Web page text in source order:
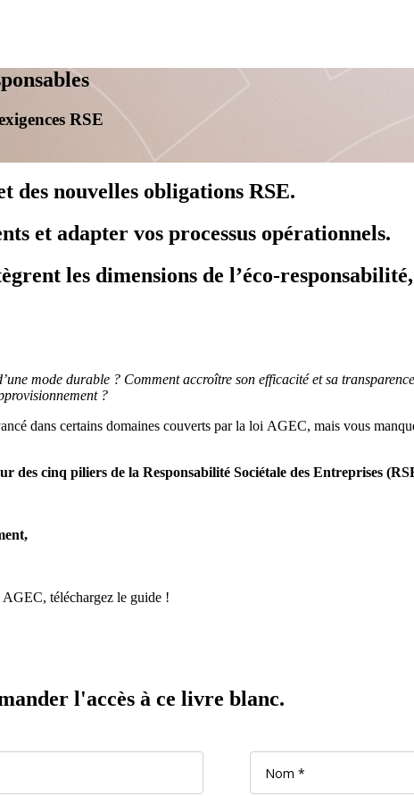
RSE
des nouvelles obligations RSE.
et adapter vos processus opérationnels.
les dimensions de l’éco-
mode durable ? Comment accroître son efficacité et sa
?
dans certains domaines couverts par la loi AGEC, mais vous
des cinq piliers de la Responsabilité Sociétale des Entreprises
téléchargez le guide !
l'accès à ce livre blanc.